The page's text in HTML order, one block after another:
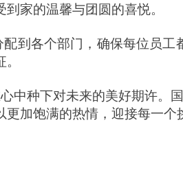
家的温馨与团圆的喜悦。
到各个部门，确保每位员工
中种下对未来的美好期许。
加饱满的热情，迎接每一个